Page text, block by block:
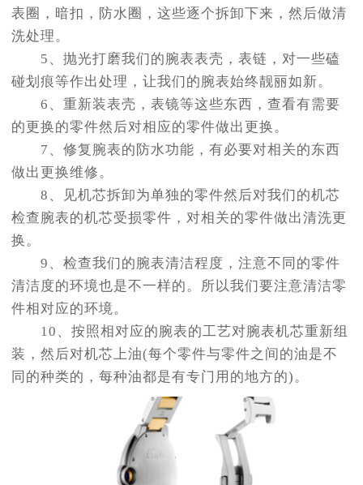
表圈，暗扣，防水圈，这些逐个拆卸下来，然后做清
洗处理。
5、抛光打磨我们的腕表表壳，表链，对一些磕
碰划痕等作出处理，让我们的腕表始终靓丽如新。
6、重新装表壳，表镜等这些东西，查看有需要
的更换的零件然后对相应的零件做出更换。
7、修复腕表的防水功能，有必要对相关的东西
做出更换维修。
8、见机芯拆卸为单独的零件然后对我们的机芯
检查腕表的机芯受损零件，对相关的零件做出清洗更
换。
9、检查我们的腕表清洁程度，注意不同的零件
清洁度的环境也是不一样的。所以我们要注意清洁零
件相对应的环境。
10、按照相对应的腕表的工艺对腕表机芯重新组
装，然后对机芯上油(每个零件与零件之间的油是不
同的种类的，每种油都是有专门用的地方的)。